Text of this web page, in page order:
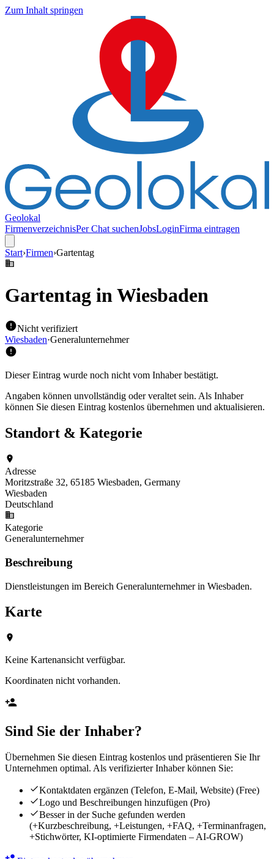
Zum Inhalt springen
Geolokal
FirmenverzeichnisPer Chat suchenJobsLoginFirma eintragen
Start›Firmen›Gartentag
Gartentag in Wiesbaden
Nicht verifiziert
Wiesbaden·Generalunternehmer
Dieser Eintrag wurde noch nicht vom Inhaber bestätigt.
Angaben können unvollständig oder veraltet sein. Als Inhaber
können Sie diesen Eintrag kostenlos übernehmen und aktualisieren.
Standort & Kategorie
Adresse
Moritzstraße 32, 65185 Wiesbaden, Germany
Wiesbaden
Deutschland
Kategorie
Generalunternehmer
Beschreibung
Dienstleistungen im Bereich Generalunternehmer in Wiesbaden.
Karte
Keine Kartenansicht verfügbar.
Koordinaten nicht vorhanden.
Sind Sie der Inhaber?
Übernehmen Sie diesen Eintrag kostenlos und präsentieren Sie Ihr
Unternehmen optimal. Als verifizierter Inhaber können Sie:
Kontaktdaten ergänzen (Telefon, E-Mail, Website) (Free)
Logo und Beschreibungen hinzufügen (Pro)
Besser in der Suche gefunden werden
(+Kurzbeschreibung, +Leistungen, +FAQ, +Terminanfragen,
+Stichwörter, KI-optimierte Firmendaten – AI-GROW)